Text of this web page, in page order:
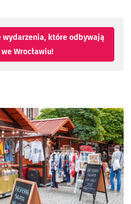
wydarzenia, które odbywają
Wrocławiu!